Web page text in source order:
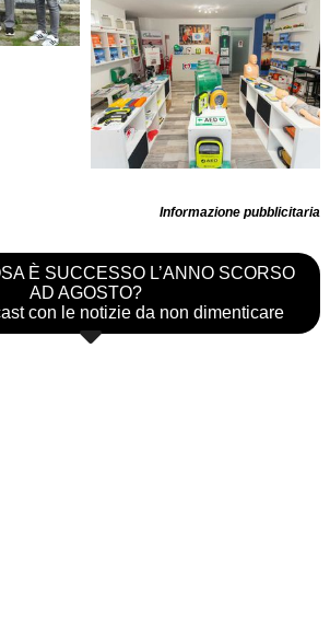
Informazione pubblicitaria
È SUCCESSO L’ANNO SCORSO
AD AGOSTO?
con le notizie da non dimenticare